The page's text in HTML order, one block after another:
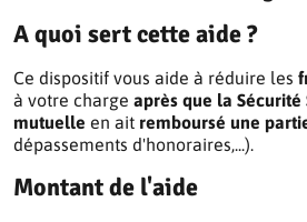
A quoi sert cette aide ?
Ce dispositif vous aide à réduire les
à votre charge après que la
mutuelle en ait remboursé une
dépassements d'honoraires,...).
Montant de l'aide